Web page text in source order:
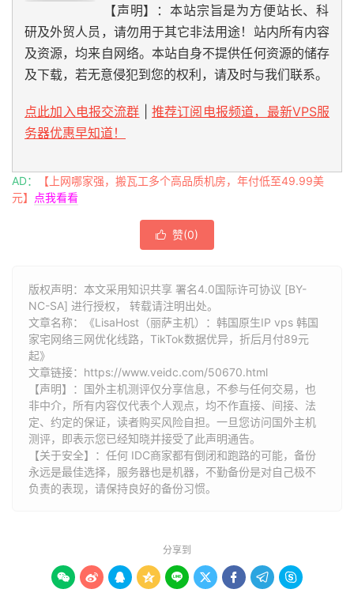
【声明】：本站宗旨是为方便站长、科
研及外贸人员，请勿用于其它非法用途！站内所有内容
及资源，均来自网络。本站自身不提供任何资源的储存
及下载，若无意侵犯到您的权利，请及时与我们联系。
点此加入电报交流群
推荐订阅电报频道，最新VPS服
务器优惠早知道！
AD：
【上网哪家强，搬瓦工多个高品质机房，年付低至49.99美
元】
点我看看
 赞(0)
版权声明：本文采用知识共享 署名4.0国际许可协议 [BY-
NC-SA] 进行授权， 转载请注明出处。
文章名称：《LisaHost（丽萨主机）：韩国原生IP vps 韩国
家宅网络三网优化线路，TikTok数据优异，折后月付89元
起》
文章链接： https://www.veidc.com/50670.html
【声明】：国外主机测评仅分享信息，不参与任何交易，也
非中介，所有内容仅代表个人观点，均不作直接、间接、法
定、约定的保证，读者购买风险自担。一旦您访问国外主机
测评，即表示您已经知晓并接受了此声明通告。
【关于安全】：任何 IDC商家都有倒闭和跑路的可能，备份
永远是最佳选择，服务器也是机器，不勤备份是对自己极不
负责的表现，请保持良好的备份习惯。
分享到
        